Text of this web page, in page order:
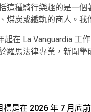
這種騎行樂趣的是一個
煤炭或鐵軌的商人。我
起在 La Vanguardia 工
羅馬法律專業，新聞學
標是在 2026 年 7 月底